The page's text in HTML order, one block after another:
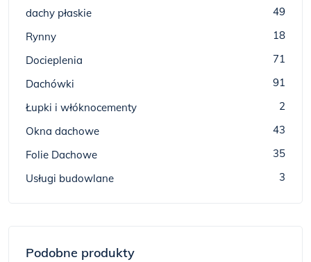
dachy płaskie
49
Rynny
18
Docieplenia
71
Dachówki
91
Łupki i włóknocementy
2
Okna dachowe
43
Folie Dachowe
35
Usługi budowlane
3
Podobne produkty